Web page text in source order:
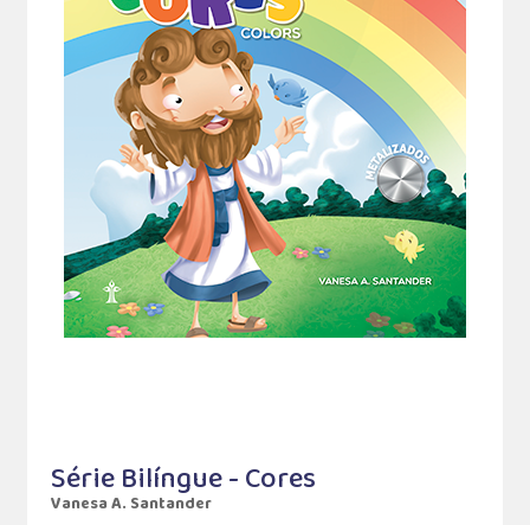
Série Bilíngue - Cores
Vanesa A. Santander